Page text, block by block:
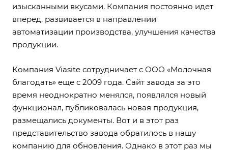
изысканными вкусами. Компания постоянно идет
вперед, развивается в направлении
автоматизации производства, улучшения качества
продукции.
Компания Viasite сотрудничает с ООО «Молочная
благодать» еще с 2009 года. Сайт завода за это
время неоднократно менялся, появлялся новый
функционал, публиковалась новая продукция,
размещались документы. Вот и в этот раз
представительство завода обратилось в нашу
компанию для обновления. Однако в этот раз мы